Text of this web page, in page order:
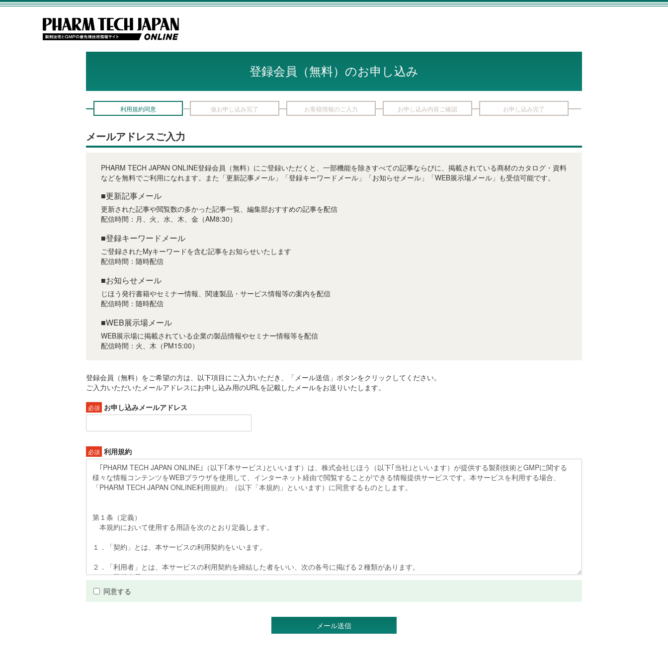
登録会員（無料）のお申し込み
利用規約同意 仮お申し込み完了 お客様情報のご入力 お申し込み内容ご確認 お申し込み完了
メールアドレスご入力
PHARM TECH JAPAN ONLINE登録会員（無料）にご登録いただくと、一部機能を除きすべての記事ならびに、掲載されている商材のカタログ・資料
などを無料でご利用になれます。また「更新記事メール」「登録キーワードメール」「お知らせメール」「WEB展示場メール」も受信可能です。
■更新記事メール
更新された記事や閲覧数の多かった記事一覧、編集部おすすめの記事を配信
配信時間：月、火、水、木、金（AM8:30）
■登録キーワードメール
ご登録されたMyキーワードを含む記事をお知らせいたします
配信時間：随時配信
■お知らせメール
じほう発行書籍やセミナー情報、関連製品・サービス情報等の案内を配信
配信時間：随時配信
■WEB展示場メール
WEB展示場に掲載されている企業の製品情報やセミナー情報等を配信
配信時間：火、木（PM15:00）
登録会員（無料）をご希望の方は、以下項目にご入力いただき、「メール送信」ボタンをクリックしてください。
ご入力いただいたメールアドレスにお申し込み用のURLを記載したメールをお送りいたします。
必須 お申し込みメールアドレス
必須 利用規約
同意する